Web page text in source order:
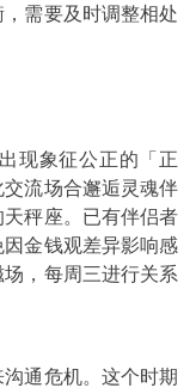
需要及时调整相处
现象征公正的「正
流场合邂逅灵魂伴
秤座。已有伴侣者
金钱观差异影响感
，每周三进行关系
通危机。这个时期